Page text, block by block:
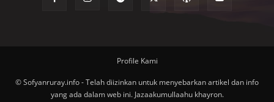
Profile Kami
© Sofyanruray.info - Telah diizinkan untuk menyebarkan artikel dan info
yang ada dalam web ini. Jazaakumullaahu khayron.